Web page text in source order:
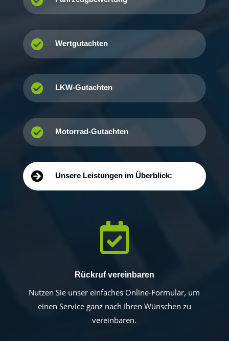
 Wertgutachten
 LKW-Gutachten
 Motorrad-Gutachten
 Unsere Leistungen im Überblick:

Rückruf vereinbaren
Nutzen Sie unser einfaches Online-Formular, um
einen Service ganz nach Ihren Wünschen zu
vereinbaren.